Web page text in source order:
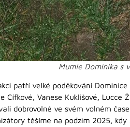
Mumie Dominika s
patří velké poděkování
Cífkové, Vanese Kuklišové,
dobrovolně ve svém volném
těšíme na podzim 2025,